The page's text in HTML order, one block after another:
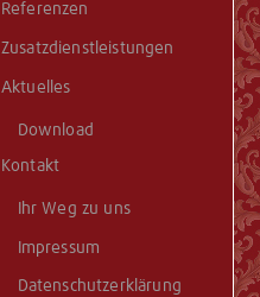
Referenzen
Zusatzdienstleistungen
Aktuelles
Download
Kontakt
Ihr Weg zu uns
Impressum
Datenschutzerklärung